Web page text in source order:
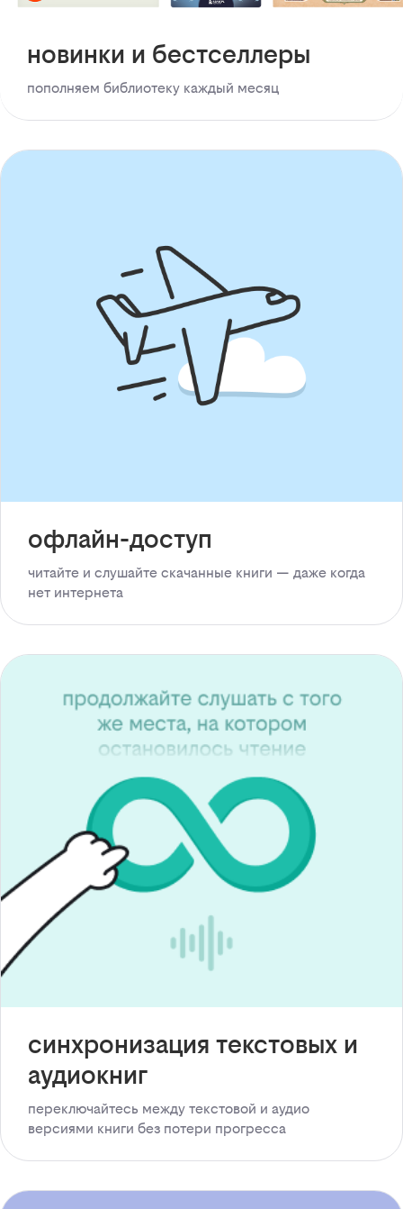
новинки и бестселлеры
пополняем библиотеку каждый месяц
офлайн-доступ
читайте и слушайте скачанные книги — даже когда
нет интернета
синхронизация текстовых и
аудиокниг
переключайтесь между текстовой и аудио
версиями книги без потери прогресса